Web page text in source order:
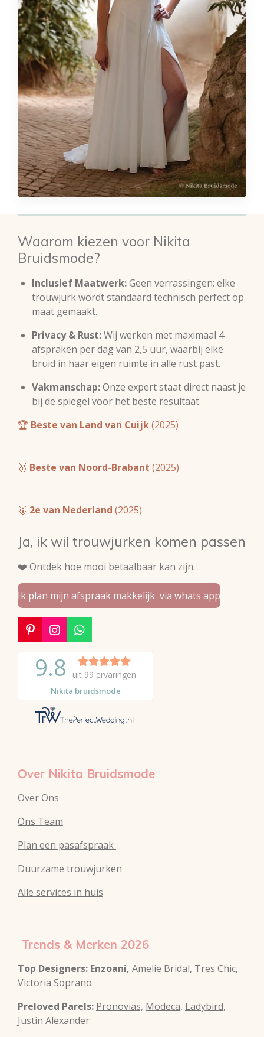
Waarom kiezen voor Nikita
Bruidsmode?
Inclusief Maatwerk:Geen verrassingen; elke
trouwjurk wordt standaard technisch perfect op
maat gemaakt.
Privacy & Rust:Wij werken met maximaal 4
afspraken per dag van 2,5 uur, waarbij elke
bruid in haar eigen ruimte in alle rust past.
Vakmanschap:Onze expert staat direct naast je
bij de spiegel voor het beste resultaat.
🏆 Beste van Land van Cuijk(2025)
🥇 Beste van Noord-Brabant (2025)
🥈 2e van Nederland (2025)
Ja, ik wil trouwjurken komen passen
❤️ Ontdek hoe mooi betaalbaar kan zijn.
Ik plan mijn afspraak makkelijk via whats app
P
i
n
e
e
I
n
s
t
a
g
r
a
m
W
h
a
t
s
A
p
Over Nikita Bruidsmode
Over Ons
Ons Team
Plan een pasafspraak
Duurzame trouwjurken
Alle services in huis
Trends & Merken 2026
Top Designers: Enzoani, Amelie Bridal, Tres Chic,
Victoria Soprano
Preloved Parels: Pronovias, Modeca, Ladybird,
Justin Alexander